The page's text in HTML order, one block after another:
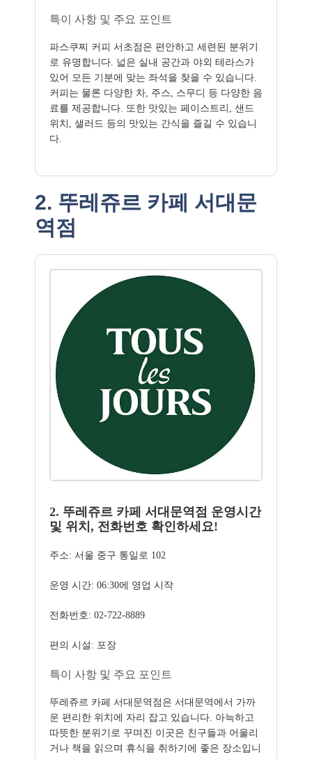
특이 사항 및 주요 포인트
파스쿠찌 커피 서초점은 편안하고 세련된 분위기
로 유명합니다. 넓은 실내 공간과 야외 테라스가
있어 모든 기분에 맞는 좌석을 찾을 수 있습니다.
커피는 물론 다양한 차, 주스, 스무디 등 다양한 음
료를 제공합니다. 또한 맛있는 페이스트리, 샌드
위치, 샐러드 등의 맛있는 간식을 즐길 수 있습니
다.
2. 뚜레쥬르 카페 서대문
역점
2. 뚜레쥬르 카페 서대문역점 운영시간
및 위치, 전화번호 확인하세요!
주소: 서울 중구 통일로 102
운영 시간: 06:30에 영업 시작
전화번호: 02-722-8889
편의 시설: 포장
특이 사항 및 주요 포인트
뚜레쥬르 카페 서대문역점은 서대문역에서 가까
운 편리한 위치에 자리 잡고 있습니다. 아늑하고
따뜻한 분위기로 꾸며진 이곳은 친구들과 어울리
거나 책을 읽으며 휴식을 취하기에 좋은 장소입니